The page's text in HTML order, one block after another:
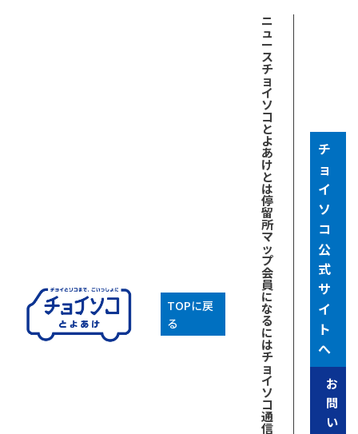
TOPに戻
る
ニ
ュ
ー
ス
チ
ョ
イ
ソ
コ
と
よ
あ
け
と
は
停
留
所
マ
ッ
プ
会
員
に
な
る
に
は
チ
ョ
イ
ソ
コ
通
信
チ
ョ
イ
ソ
コ
公
式
サ
イ
ト
へ
お
問
い